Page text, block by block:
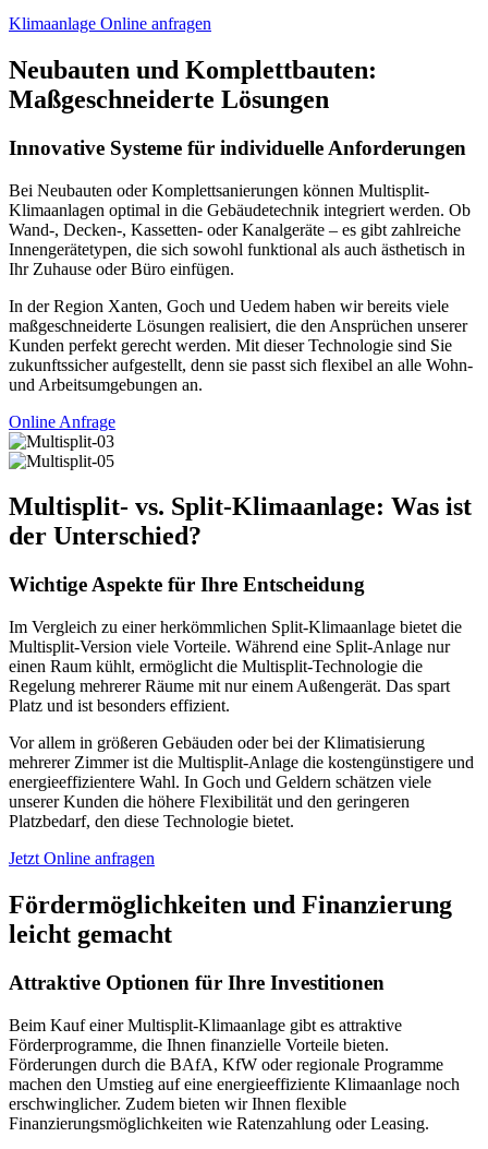
Klimaanlage Online anfragen
Neubauten und Komplettbauten:
Maßgeschneiderte Lösungen
Innovative Systeme für individuelle Anforderungen
Bei Neubauten oder Komplettsanierungen können Multisplit-
Klimaanlagen optimal in die Gebäudetechnik integriert werden. Ob
Wand-, Decken-, Kassetten- oder Kanalgeräte – es gibt zahlreiche
Innengerätetypen, die sich sowohl funktional als auch ästhetisch in
Ihr Zuhause oder Büro einfügen.
In der Region Xanten, Goch und Uedem haben wir bereits viele
maßgeschneiderte Lösungen realisiert, die den Ansprüchen unserer
Kunden perfekt gerecht werden. Mit dieser Technologie sind Sie
zukunftssicher aufgestellt, denn sie passt sich flexibel an alle Wohn-
und Arbeitsumgebungen an.
Online Anfrage
Multisplit- vs. Split-Klimaanlage: Was ist
der Unterschied?
Wichtige Aspekte für Ihre Entscheidung
Im Vergleich zu einer herkömmlichen Split-Klimaanlage bietet die
Multisplit-Version viele Vorteile. Während eine Split-Anlage nur
einen Raum kühlt, ermöglicht die Multisplit-Technologie die
Regelung mehrerer Räume mit nur einem Außengerät. Das spart
Platz und ist besonders effizient.
Vor allem in größeren Gebäuden oder bei der Klimatisierung
mehrerer Zimmer ist die Multisplit-Anlage die kostengünstigere und
energieeffizientere Wahl. In Goch und Geldern schätzen viele
unserer Kunden die höhere Flexibilität und den geringeren
Platzbedarf, den diese Technologie bietet.
Jetzt Online anfragen
Fördermöglichkeiten und Finanzierung
leicht gemacht
Attraktive Optionen für Ihre Investitionen
Beim Kauf einer Multisplit-Klimaanlage gibt es attraktive
Förderprogramme, die Ihnen finanzielle Vorteile bieten.
Förderungen durch die BAfA, KfW oder regionale Programme
machen den Umstieg auf eine energieeffiziente Klimaanlage noch
erschwinglicher. Zudem bieten wir Ihnen flexible
Finanzierungsmöglichkeiten wie Ratenzahlung oder Leasing.